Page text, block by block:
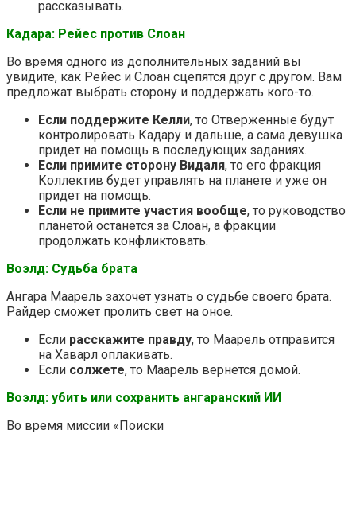
рассказывать.
Кадара: Рейес против Слоан
Во время одного из дополнительных заданий вы
увидите, как Рейес и Слоан сцепятся друг с другом. Вам
предложат выбрать сторону и поддержать кого-то.
Если поддержите Келли, то Отверженные будут
контролировать Кадару и дальше, а сама девушка
придет на помощь в последующих заданиях.
Если примите сторону Видаля, то его фракция
Коллектив будет управлять на планете и уже он
придет на помощь.
Если не примите участия вообще, то руководство
планетой останется за Слоан, а фракции
продолжать конфликтовать.
Воэлд: Судьба брата
Ангара Маарель захочет узнать о судьбе своего брата.
Райдер сможет пролить свет на оное.
Если расскажите правду, то Маарель отправится
на Хаварл оплакивать.
Если солжете, то Маарель вернется домой.
Воэлд: убить или сохранить ангаранский ИИ
Во время миссии «Поиски